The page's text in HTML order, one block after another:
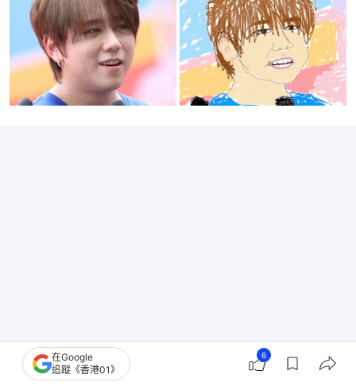
「手殘美學」爆紅
在Google
追蹤《香港01》
6